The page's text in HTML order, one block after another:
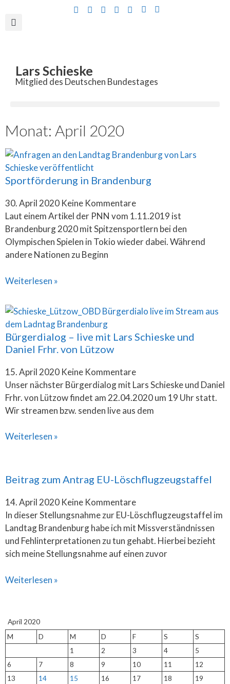
Lars Schieske
Mitglied des Deutschen Bundestages
Monat: April 2020
Sportförderung in Brandenburg
30. April 2020 Keine Kommentare
Laut einem Artikel der PNN vom 1.11.2019 ist
Brandenburg 2020 mit Spitzensportlern bei den
Olympischen Spielen in Tokio wieder dabei. Während
andere Nationen zu Beginn
Weiterlesen »
Bürgerdialog – live mit Lars Schieske und
Daniel Frhr. von Lützow
15. April 2020 Keine Kommentare
Unser nächster Bürgerdialog mit Lars Schieske und Daniel
Frhr. von Lützow findet am 22.04.2020 um 19 Uhr statt.
Wir streamen bzw. senden live aus dem
Weiterlesen »
Beitrag zum Antrag EU-Löschflugzeugstaffel
14. April 2020 Keine Kommentare
In dieser Stellungsnahme zur EU-Löschflugzeugstaffel im
Landtag Brandenburg habe ich mit Missverständnissen
und Fehlinterpretationen zu tun gehabt. Hierbei bezieht
sich meine Stellungsnahme auf einen zuvor
Weiterlesen »
April 2020
M
D M D F S
S
1
2 3 4
5
6
7 8 9 10 11
12
13
14 15 16 17 18
19